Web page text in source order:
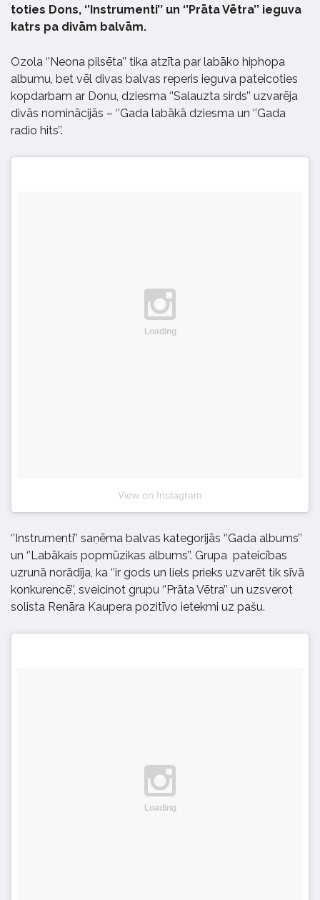
toties Dons, ‘’Instrumenti’’ un ‘’Prāta Vētra’’ ieguva
katrs pa divām balvām.
Ozola ‘’Neona pilsēta’’ tika atzīta par labāko hiphopa
albumu, bet vēl divas balvas reperis ieguva pateicoties
kopdarbam ar Donu, dziesma ‘’Salauzta sirds’’ uzvarēja
divās nominācijās – ‘’Gada labākā dziesma un ‘’Gada
radio hits’’.
Loading
View on Instagram
‘’Instrumenti’’ saņēma balvas kategorijās ‘’Gada albums’’
un ‘’Labākais popmūzikas albums’’. Grupa pateicības
uzrunā norādīja, ka ‘’ir gods un liels prieks uzvarēt tik sīvā
konkurencē’’, sveicinot grupu ‘’Prāta Vētra’’ un uzsverot
solista Renāra Kaupera pozitīvo ietekmi uz pašu.
Loading